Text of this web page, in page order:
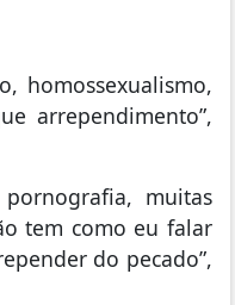
homossexualismo,
arrependimento”,
muitas
tem como eu falar
do pecado”,